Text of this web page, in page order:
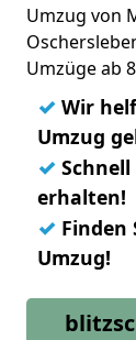
Umzug von
Umzüge ab
✓ Wir
Umzug
✓
erhalten!
✓ Finden
Umzug!